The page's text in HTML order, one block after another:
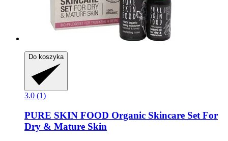
Do koszyka
3.0 (1)
PURE SKIN FOOD Organic Skincare Set For
Dry & Mature Skin